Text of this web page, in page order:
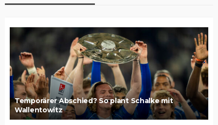
Temporärer Abschied? So plant Schalke mit
Wallentowitz